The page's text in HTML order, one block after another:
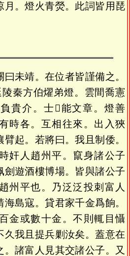
月。燈火青熒。此詞皆用琵
未靖。在位者皆謹備之。
陵秦方伯燿弟燈。雲間喬憲
貴介。士𩥶能文章。燈善
時各。互相往來。出入狹
起。若將曰。我且制倭。
奸人趙州平。竄身諸公子
劍遊酒樓博場。皆與諸公子
州平也。乃泛泛投刺富人
島寇。貸君家千金爲餉。
金或數十金。不則輒目懾
久我且提兵剿汝矣。蓋意在
諸富人見其交諸公子。又